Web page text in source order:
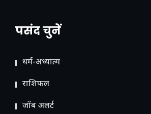
पसंद चुनें
धर्म-अध्यात्म
राशिफल
जॉब अलर्ट